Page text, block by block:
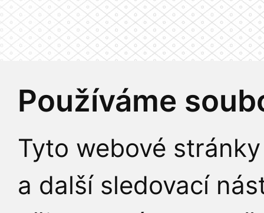
Používáme
Tyto webové
a další sledovací